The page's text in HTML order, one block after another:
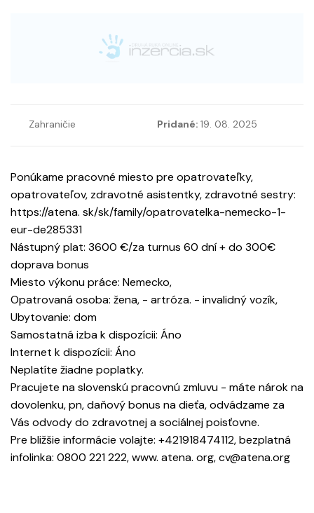
Zahraničie Pridané: 19. 08. 2025
Ponúkame pracovné miesto pre opatrovateľky,
opatrovateľov, zdravotné asistentky, zdravotné sestry:
https://atena. sk/sk/family/opatrovatelka-nemecko-1-
eur-de285331
Nástupný plat: 3600 €/za turnus 60 dní + do 300€
doprava bonus
Miesto výkonu práce: Nemecko,
Opatrovaná osoba: žena, - artróza. - invalidný vozík,
Ubytovanie: dom
Samostatná izba k dispozícii: Áno
Internet k dispozícii: Áno
Neplatíte žiadne poplatky.
Pracujete na slovenskú pracovnú zmluvu - máte nárok na
dovolenku, pn, daňový bonus na dieťa, odvádzame za
Vás odvody do zdravotnej a sociálnej poisťovne.
Pre bližšie informácie volajte: +421918474112, bezplatná
infolinka: 0800 221 222, www. atena. org, cv@atena.org